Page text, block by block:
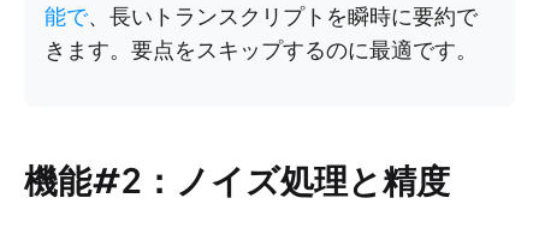
能で、長いトランスクリプトを瞬時に要約で
きます。要点をスキップするのに最適です。
機能#2：ノイズ処理と精度